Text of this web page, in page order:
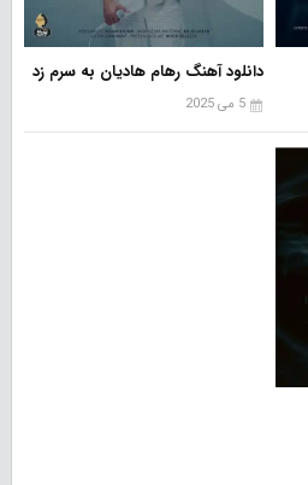
دانلود آهنگ رهام هادیان به سرم زد
5 می 2025